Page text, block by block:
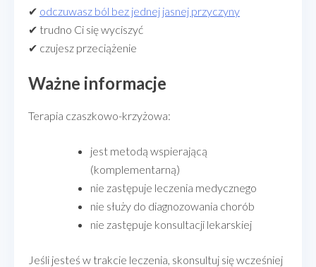
✔ odczuwasz ból bez jednej jasnej przyczyny
✔ trudno Ci się wyciszyć
✔ czujesz przeciążenie
Ważne informacje
Terapia czaszkowo-krzyżowa:
jest metodą wspierającą
(komplementarną)
nie zastępuje leczenia medycznego
nie służy do diagnozowania chorób
nie zastępuje konsultacji lekarskiej
Jeśli jesteś w trakcie leczenia, skonsultuj się wcześniej